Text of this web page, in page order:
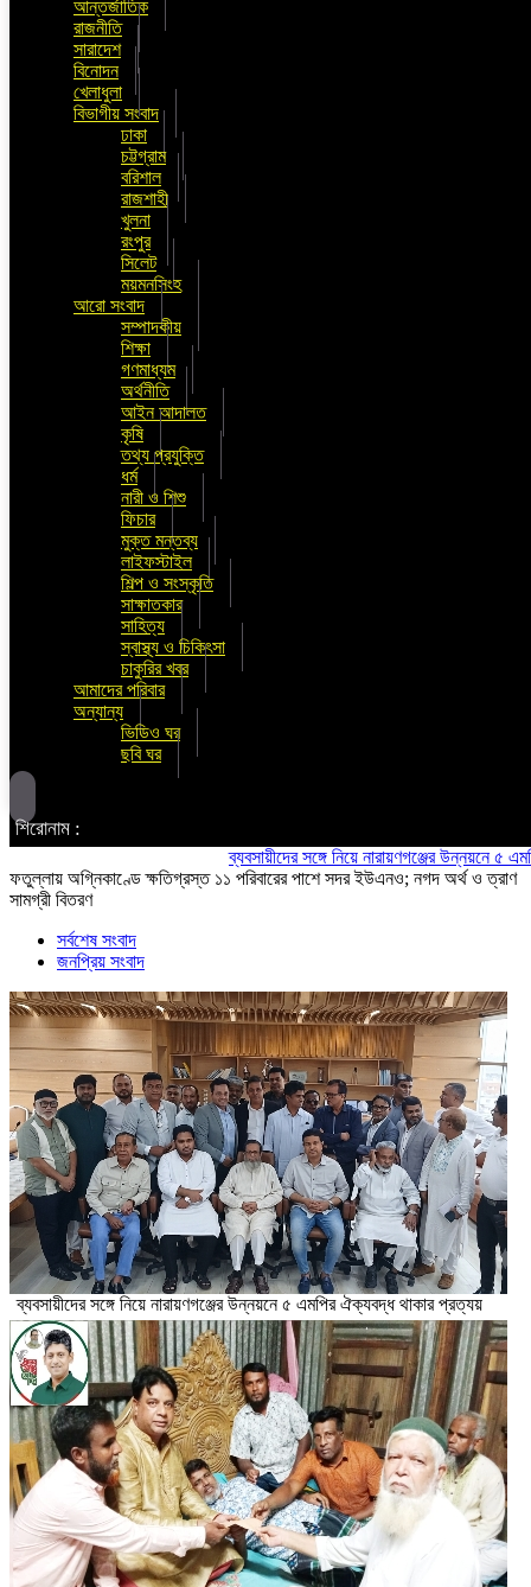
আন্তর্জাতিক
রাজনীতি
সারাদেশ
বিনোদন
খেলাধুলা
বিভাগীয় সংবাদ
ঢাকা
চট্টগ্রাম
বরিশাল
রাজশাহী
খুলনা
রংপুর
সিলেট
ময়মনসিংহ
আরো সংবাদ
সম্পাদকীয়
শিক্ষা
গণমাধ্যম
অর্থনীতি
আইন আদালত
কৃষি
তথ্য প্রযুক্তি
ধর্ম
নারী ও শিশু
ফিচার
মুক্ত মন্তব্য
লাইফস্টাইল
শিল্প ও সংস্কৃতি
সাক্ষাতকার
সাহিত্য
স্বাস্থ্য ও চিকিৎসা
চাকুরির খবর
আমাদের পরিবার
অন্যান্য
ভিডিও ঘর
ছবি ঘর
শিরোনাম :
ব্যবসায়ীদের সঙ্গে নিয়ে নারায়ণগঞ্জের উন্নয়নে ৫ এমপির
ফতুল্লায় অগ্নিকাণ্ডে ক্ষতিগ্রস্ত ১১ পরিবারের পাশে সদর ইউএনও; নগদ অর্থ ও ত্রাণ
সামগ্রী বিতরণ
সর্বশেষ সংবাদ
জনপ্রিয় সংবাদ
ব্যবসায়ীদের সঙ্গে নিয়ে নারায়ণগঞ্জের উন্নয়নে ৫ এমপির ঐক্যবদ্ধ থাকার প্রত্যয়